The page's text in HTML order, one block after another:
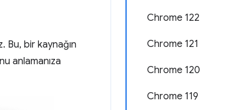
Chrome 122
Chrome 121
Chrome 120
Chrome 119
Bu, bir kaynağın
anlamanıza